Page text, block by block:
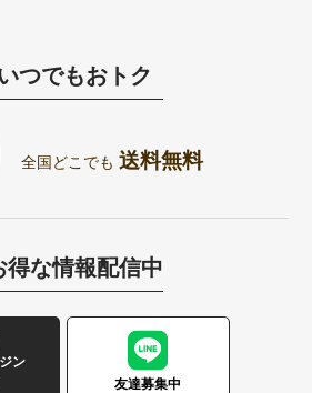
つでもおトク
全国どこでも 送料無料
得な情報配信中
ン
友達募集中